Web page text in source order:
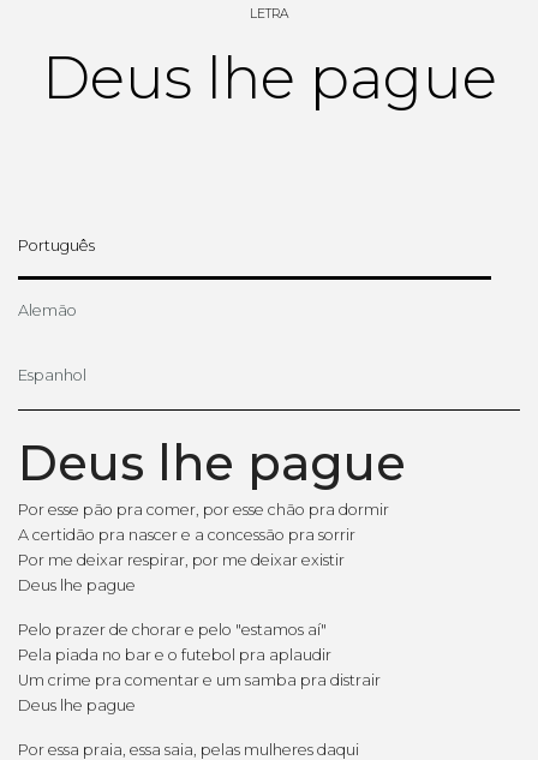
LETRA
Deus lhe pague
Português
Alemão
Espanhol
Deus lhe pague
Por esse pão pra comer, por esse chão pra dormir
A certidão pra nascer e a concessão pra sorrir
Por me deixar respirar, por me deixar existir
Deus lhe pague
Pelo prazer de chorar e pelo "estamos aí"
Pela piada no bar e o futebol pra aplaudir
Um crime pra comentar e um samba pra distrair
Deus lhe pague
Por essa praia, essa saia, pelas mulheres daqui